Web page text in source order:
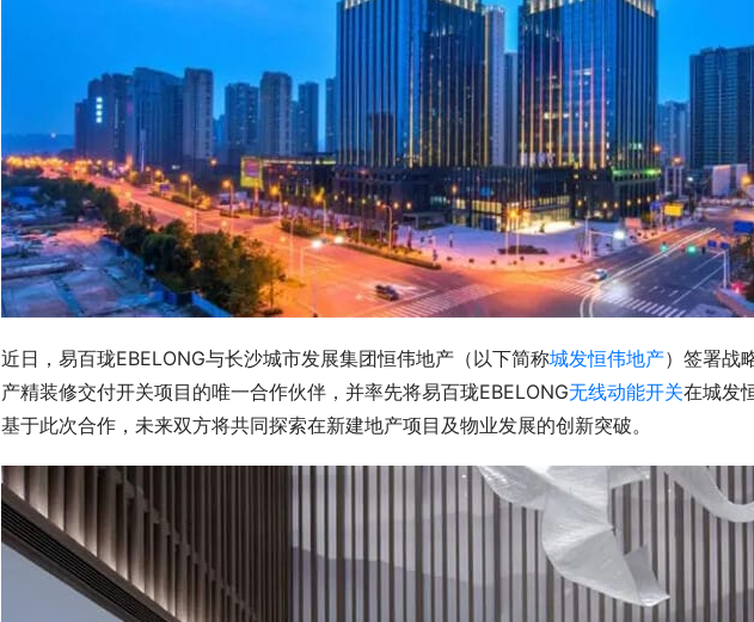
近日，易百珑EBELONG与长沙城市发展集团恒伟地产（以下简称城发恒伟地产）签署战
产精装修交付开关项目的唯一合作伙伴，并率先将易百珑EBELONG无线动能开关在城发
基于此次合作，未来双方将共同探索在新建地产项目及物业发展的创新突破。